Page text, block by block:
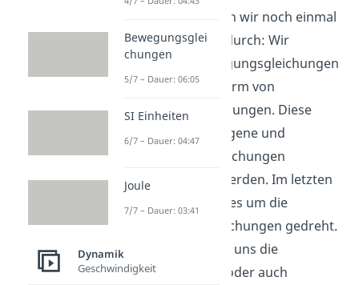
Am Anfang gehen wir noch einmal
die Grundlagen durch: Wir
erhalten Schwingungsgleichungen
in der Regel in Form von
Differentialgleichungen. Diese
können in homogene und
inhomogene Gleichungen
unterschieden werden. Im letzten
Video hat sich alles um die
homogenen Gleichungen gedreht.
Jetzt schauen wir uns die
inhomogenen – oder auch
Bewegungsglei
chungen
5/7 – Dauer: 06:05
SI Einheiten
6/7 – Dauer: 04:47
Joule
7/7 – Dauer: 03:41
Dynamik
Geschwindigkeit